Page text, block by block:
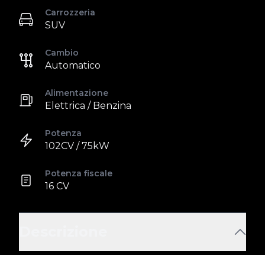
Carrozzeria
SUV
Cambio
Automatico
Alimentazione
Elettrica / Benzina
Potenza
102CV / 75kW
Potenza fiscale
16 CV